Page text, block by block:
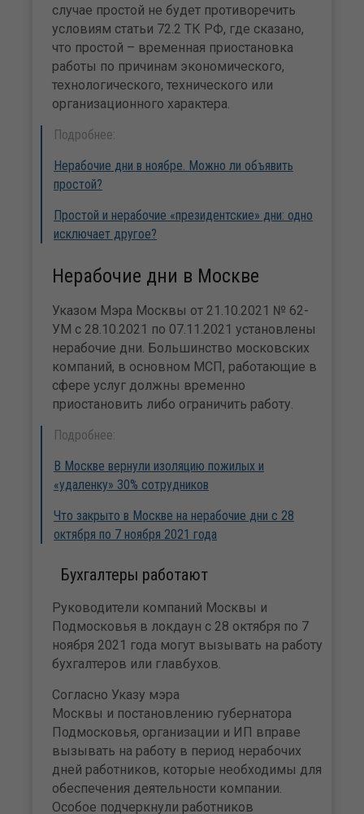
случае простой не будет противоречить
условиям статьи 72.2 ТК РФ, где сказано,
что простой – временная приостановка
работы по причинам экономического,
технологического, технического или
организационного характера.
Подробнее:
Нерабочие дни в ноябре. Можно ли объявить
простой?
Простой и нерабочие «президентские» дни: одно
исключает другое?
Нерабочие дни в Москве
Указом Мэра Москвы от 21.10.2021 № 62-
УМ с 28.10.2021 по 07.11.2021 установлены
нерабочие дни. Большинство московских
компаний, в основном МСП, работающие в
сфере услуг должны временно
приостановить либо ограничить работу.
Подробнее:
В Москве вернули изоляцию пожилых и
«удаленку» 30% сотрудников
Что закрыто в Москве на нерабочие дни с 28
октября по 7 ноября 2021 года
Бухгалтеры работают
Руководители компаний Москвы и
Подмосковья в локдаун с 28 октября по 7
ноября 2021 года могут вызывать на работу
бухгалтеров или главбухов.
Согласно Указу мэра
Москвы и постановлению губернатора
Подмосковья, организации и ИП вправе
вызывать на работу в период нерабочих
дней работников, которые необходимы для
обеспечения деятельности компании.
Особое подчеркнули работников